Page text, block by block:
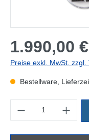
1.990,00
Preise exkl. MwSt. zzgl.
Bestellware,